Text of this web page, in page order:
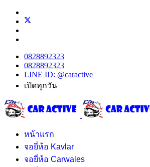
0828892323
0828892323
LINE ID: @caractive
เปิดทุกวัน
หน้าแรก
จอยี่ห้อ Kavlar
จอยี่ห้อ Carwales